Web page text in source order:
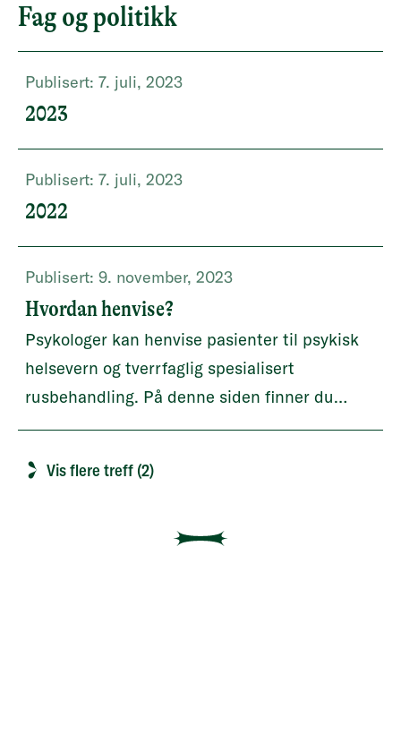
Fag og politikk
Publisert: 7. juli, 2023
2023
Publisert: 7. juli, 2023
2022
Publisert: 9. november, 2023
Hvordan henvise?
Psykologer kan henvise pasienter til psykisk
helsevern og tverrfaglig spesialisert
rusbehandling. På denne siden finner du
informasjon om hvordan man henviser.
Vis flere treff (2)